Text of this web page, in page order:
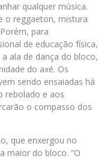
qualquer música.
o reggaeton, mistura
para
de educação física,
ala de dança do bloco,
do axé. Os
sendo ensaiadas há
rebolado e aos
o compasso dos
que enxergou no
maior do bloco. “O